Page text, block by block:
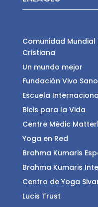
Comunidad
Cristiana
Un mundo mejor
Fundación Vivo Sano
Escuela
Bicis para la Vida
Centre Mèdic
Yoga en Red
Brahma Kumaris
Brahma Kumaris
Centro de Yoga
Lucis Trust